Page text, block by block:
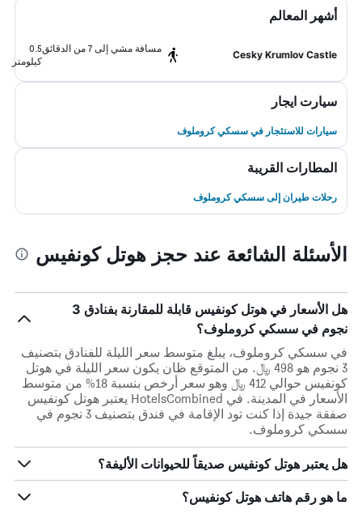
أشهر المعالم
Cesky Krumlov Castle
مسافة مشي إلى 7 من الدقائق
0.5
كيلومتر
سيارت ايجار
سيارات للاستئجار في سسكي كروملوف
المطارات القريبة
رحلات طيران إلى سسكي كروملوف
الأسئلة الشائعة عند حجز هوتل كونفيس
هل الأسعار في هوتل كونفيس قابلة للمقارنة بفنادق 3
نجوم في سسكي كروملوف؟
في سسكي كروملوف، يبلغ متوسط ​​سعر الليلة للفنادق بتصنيف
3 نجوم هو 498 ﷼. من المتوقع ظان يكون سعر الليلة في هوتل
كونفيس حوالي 412 ﷼ وهو سعر أرخص بنسبة 18% من متوسط
الأسعار في المدينة. في HotelsCombined يعتبر هوتل كونفيس
صفقة جيدة إذا كنت تود الإقامة في فندق بتصنيف 3 نجوم في
سسكي كروملوف.
هل يعتبر هوتل كونفيس صديقاً للحيوانات الأليفة؟
ما هو رقم هاتف هوتل كونفيس؟